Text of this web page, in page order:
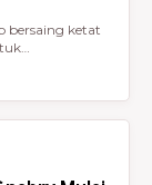
bersaing ketat